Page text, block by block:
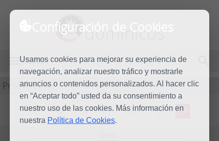
Configuración de Cookies
Usamos cookies para mejorar su experiencia de
navegación, analizar nuestro tráfico y mostrarle
anuncios o contenidos personalizados. Al hacer clic
en “Aceptar todo” usted da su consentimiento a
nuestro uso de las cookies. Más información en
nuestra Política de Cookies.
dominicos
MENÚ
Predicación
L M X J V S D